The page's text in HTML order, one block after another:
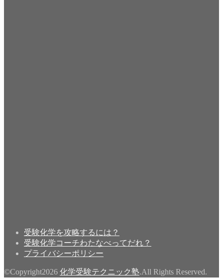
受験化学を攻略するには？
受験化学コーチわたなべってだれ？
プライバシーポリシー
©Copyright2026 化学受験テクニック塾.All Rights Reserved.